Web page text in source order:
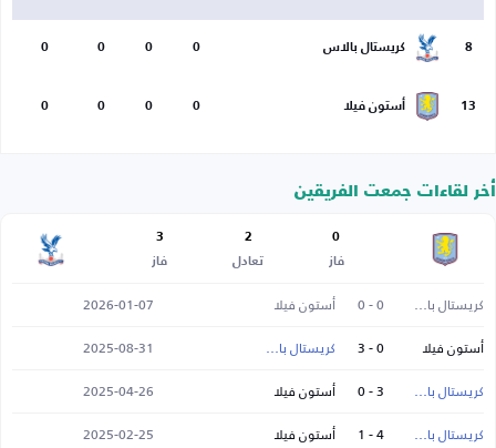
8 كريستال بالاس 0
0
0
0
13 أستون فيلا 0
0
0
0
أخر لقاءات جمعت الفريقين
0
فاز
2
تعادل
3
فاز
كريستال بالاس 0 - 0 أستون فيلا
2026-01-07
أستون فيلا
0 - 3 كريستال بالاس
2025-08-31
كريستال بالاس
3 - 0 أستون فيلا
2025-04-26
كريستال بالاس
4 - 1 أستون فيلا
2025-02-25